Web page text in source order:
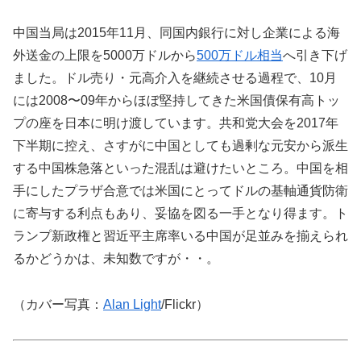
中国当局は2015年11月、同国内銀行に対し企業による海
外送金の上限を5000万ドルから500万ドル相当へ引き下げ
ました。ドル売り・元高介入を継続させる過程で、10月
には2008〜09年からほぼ堅持してきた米国債保有高トッ
プの座を日本に明け渡しています。共和党大会を2017年
下半期に控え、さすがに中国としても過剰な元安から派生
する中国株急落といった混乱は避けたいところ。中国を相
手にしたプラザ合意では米国にとってドルの基軸通貨防衛
に寄与する利点もあり、妥協を図る一手となり得ます。ト
ランプ新政権と習近平主席率いる中国が足並みを揃えられ
るかどうかは、未知数ですが・・。
（カバー写真： Alan Light/Flickr）